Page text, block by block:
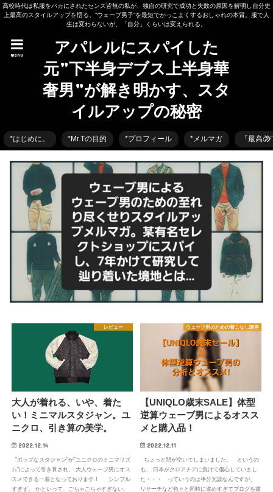
高校時代は私服をバカにされたセンス皆無の私が、独自の研究で成功と失敗の原因を解明し自分史
上最高のスタイルアップを悟る。”ウェーブ男子”を最短でかっこよくするおしゃれの本質。服で人
生は変わらないが、「自分」くらいは変えられる。
アパレルにスパイした
元”下半身デブス上半身華
奢男”が解き明かす、スタ
イルアップの秘密
menu
*はじめに。 *Mr.Tの目的 *プロフィール *メルマガ 「最高
レビュー
大人が着れる、いや、着た
い！ミニマルスタジャン。ユ
ニクロ、引き算の美学。
2022.12.14
”ポップなスタジャン”が”ユニクロのミニマリズ
ム”によって引き算され、 大人ウェーブ男にオス
スメできる一着となっております！ シンプル
すぎず。 かといって、ごちゃごちゃすぎない。
ウェーブ男のための着こなし講座
【UNIQLO歳末SALE】体型
逆算ウェーブ男によるオスス
メと購入品！
2022.12.11
ちょっと間が空いてしまいました。 というの
も、 日本がクロアチアに負けて傷心していまし
た・・・ っていうのは半分冗談なんですが、
リサーチなど色々と同時に進めすぎてブログを書